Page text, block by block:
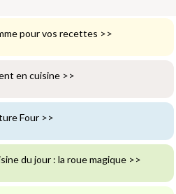
pour vos recettes >>
en cuisine >>
Four >>
du jour : la roue magique >>